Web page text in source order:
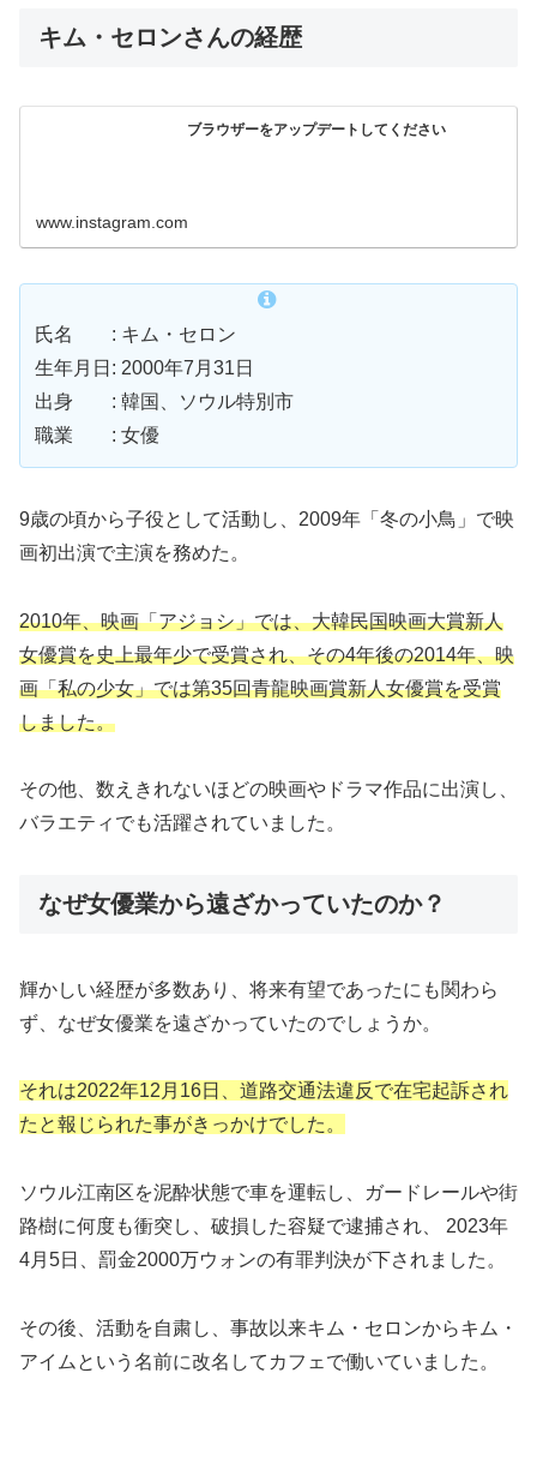
キム・セロンさんの経歴
ブラウザーをアップデートしてください
www.instagram.com
氏名 : キム・セロン
生年月日: 2000年7月31日
出身 : 韓国、ソウル特別市
職業 : 女優
9歳の頃から子役として活動し、2009年「冬の小鳥」で映
画初出演で主演を務めた。
2010年、映画「アジョシ」では、大韓民国映画大賞新人
女優賞を史上最年少で受賞され、その4年後の2014年、映
画「私の少女」では第35回青龍映画賞新人女優賞を受賞
しました。
その他、数えきれないほどの映画やドラマ作品に出演し、
バラエティでも活躍されていました。
なぜ女優業から遠ざかっていたのか？
輝かしい経歴が多数あり、将来有望であったにも関わら
ず、なぜ女優業を遠ざかっていたのでしょうか。
それは2022年12 月 16日、道路交通法違反で在宅起訴され
たと報じられた事がきっかけでした。
ソウル江南区を泥酔状態で車を運転し、ガードレールや街
路樹に何度も衝突し、破損した容疑で逮捕され、 2023年
4月5日、罰金2000万ウォンの有罪判決が下されました。
その後、活動を自粛し、事故以来キム・セロンからキム・
アイムという名前に改名してカフェで働いていました。